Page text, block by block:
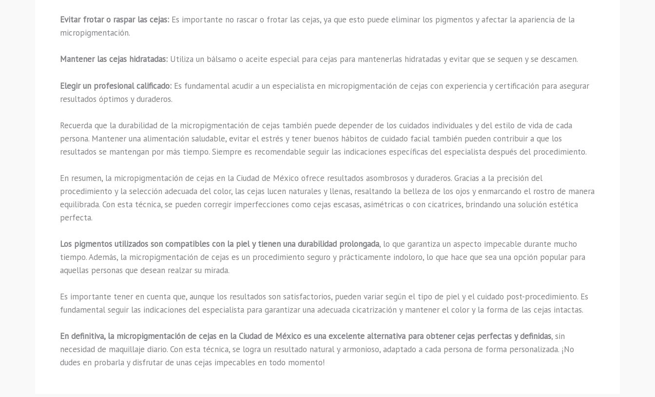
Evitar frotar o raspar las cejas: Es importante no rascar o frotar las cejas, ya que esto puede eliminar los pigmentos y afectar la apariencia de la
micropigmentación.
Mantener las cejas hidratadas: Utiliza un bálsamo o aceite especial para cejas para mantenerlas hidratadas y evitar que se sequen y se descamen.
Elegir un profesional calificado: Es fundamental acudir a un especialista en micropigmentación de cejas con experiencia y certificación para asegurar
resultados óptimos y duraderos.
Recuerda que la durabilidad de la micropigmentación de cejas también puede depender de los cuidados individuales y del estilo de vida de cada
persona. Mantener una alimentación saludable, evitar el estrés y tener buenos hábitos de cuidado facial también pueden contribuir a que los
resultados se mantengan por más tiempo. Siempre es recomendable seguir las indicaciones específicas del especialista después del procedimiento.
En resumen, la micropigmentación de cejas en la Ciudad de México ofrece resultados asombrosos y duraderos. Gracias a la precisión del
procedimiento y la selección adecuada del color, las cejas lucen naturales y llenas, resaltando la belleza de los ojos y enmarcando el rostro de manera
equilibrada. Con esta técnica, se pueden corregir imperfecciones como cejas escasas, asimétricas o con cicatrices, brindando una solución estética
perfecta.
Los pigmentos utilizados son compatibles con la piel y tienen una durabilidad prolongada, lo que garantiza un aspecto impecable durante mucho
tiempo. Además, la micropigmentación de cejas es un procedimiento seguro y prácticamente indoloro, lo que hace que sea una opción popular para
aquellas personas que desean realzar su mirada.
Es importante tener en cuenta que, aunque los resultados son satisfactorios, pueden variar según el tipo de piel y el cuidado post-procedimiento. Es
fundamental seguir las indicaciones del especialista para garantizar una adecuada cicatrización y mantener el color y la forma de las cejas intactas.
En definitiva, la micropigmentación de cejas en la Ciudad de México es una excelente alternativa para obtener cejas perfectas y definidas, sin
necesidad de maquillaje diario. Con esta técnica, se logra un resultado natural y armonioso, adaptado a cada persona de forma personalizada. ¡No
dudes en probarla y disfrutar de unas cejas impecables en todo momento!